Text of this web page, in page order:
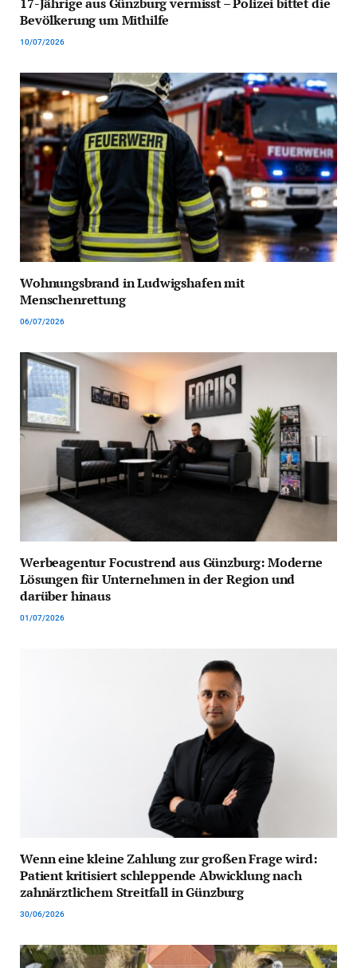
Bevölkerung um Mithilfe
10/07/2026
Wohnungsbrand in Ludwigshafen mit
Menschenrettung
06/07/2026
Werbeagentur Focustrend aus Günzburg: Moderne
Lösungen für Unternehmen in der Region und
darüber hinaus
01/07/2026
Wenn eine kleine Zahlung zur großen Frage wird:
Patient kritisiert schleppende Abwicklung nach
zahnärztlichem Streitfall in Günzburg
30/06/2026